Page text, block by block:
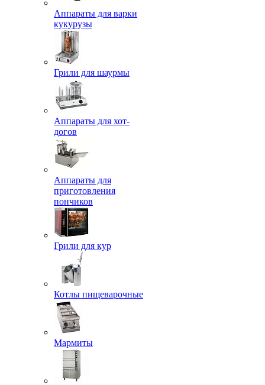
Аппараты для варки
кукурузы
Грили для шаурмы
Аппараты для хот-
догов
Аппараты для
приготовления
пончиков
Грили для кур
Котлы пищеварочные
Мармиты